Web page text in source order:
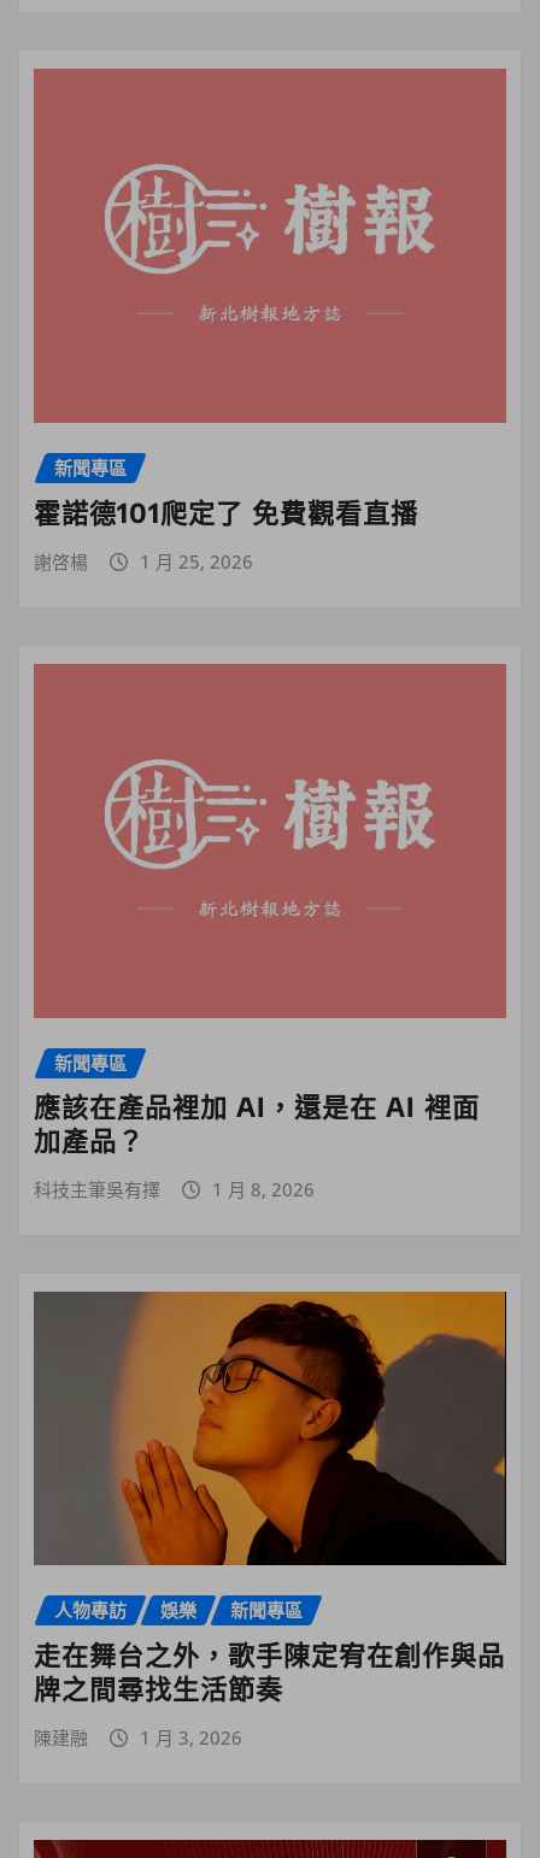
新聞專區
霍諾德101爬定了 免費觀看直播
謝啓楊 1 月 25, 2026
新聞專區
應該在產品裡加 AI，還是在 AI 裡面
加產品？
科技主筆吳有擇 1 月 8, 2026
人物專訪 娛樂 新聞專區
走在舞台之外，歌手陳定宥在創作與品
牌之間尋找生活節奏
陳建融 1 月 3, 2026